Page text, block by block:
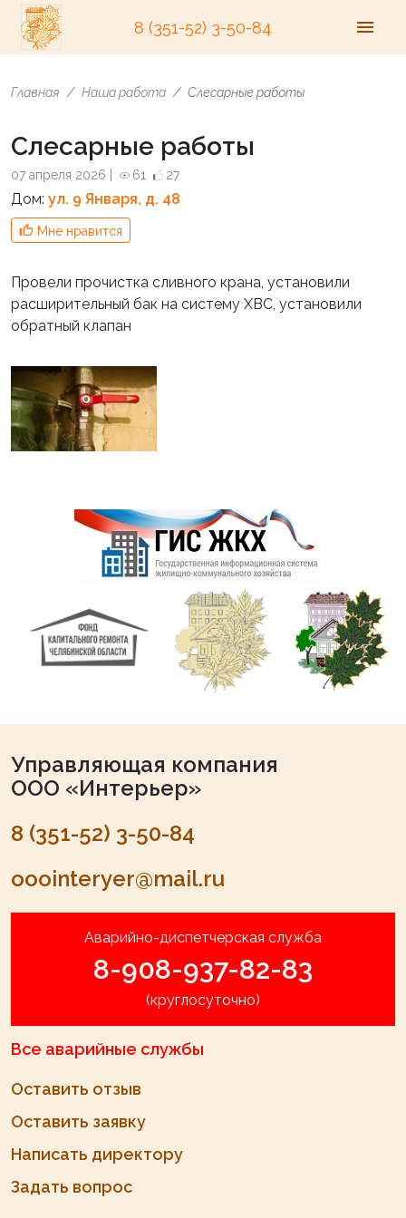
8 (351-52) 3-50-84
Главная Наша работа Слесарные работы
Слесарные работы
07 апреля 2026 | 61 27
Дом: ул. 9 Января, д. 48
Мне нравится
Провели прочистка сливного крана, установили
расширительный бак на систему ХВС, установили
обратный клапан
Управляющая компания
ООО «Интерьер»
8 (351-52) 3-50-84
ooointeryer@mail.ru
Аварийно-диспетчерская служба
8-908-937-82-83
(круглосуточно)
Все аварийные службы
Оставить отзыв
Оставить заявку
Написать директору
Задать вопрос